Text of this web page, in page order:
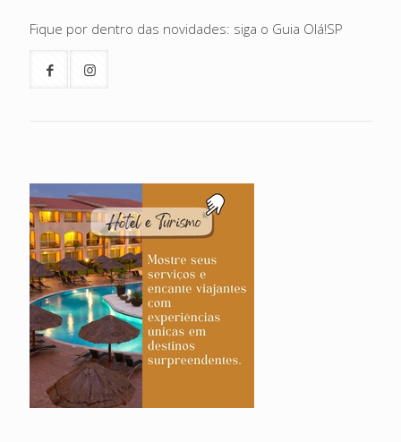
Fique por dentro das novidades: siga o Guia Olá!SP